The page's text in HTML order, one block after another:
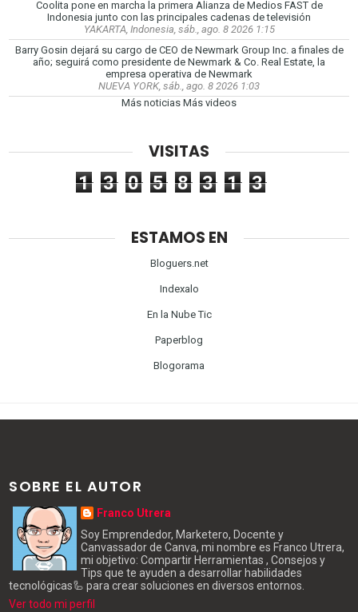
Coolita pone en marcha la primera Alianza de Medios FAST de
Indonesia junto con las principales cadenas de televisión
YAKARTA, Indonesia, sáb., ago. 8 2026 1:15
Barry Gosin dejará su cargo de CEO de Newmark Group Inc. a finales de
año; seguirá como presidente de Newmark & Co. Real Estate, la
empresa operativa de Newmark
NUEVA YORK, sáb., ago. 8 2026 1:03
Más noticias Más videos
VISITAS
1 3 0 5 8 3 1 3
ESTAMOS EN
Bloguers.net
Indexalo
En la Nube Tic
Paperblog
Blogorama
SOBRE EL AUTOR
Franco Utrera
Soy Emprendedor, Marketero, Docente y
Canvassador de Canva, mi nombre es Franco Utrera,
mi objetivo: Compartir Herramientas , Consejos y
Tips que te ayuden a desarrollar habilidades
tecnológicas🦾 para crear soluciones en diversos entornos.
Ver todo mi perfil